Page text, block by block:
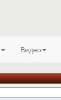
Видео